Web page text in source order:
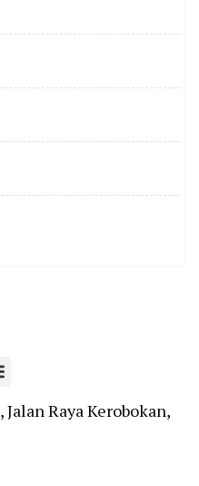
, Jalan Raya Kerobokan,